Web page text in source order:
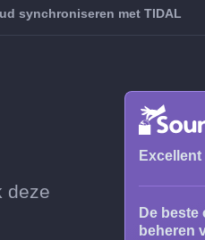
synchroniseren met TIDAL
deze
Excellent
De
beheren